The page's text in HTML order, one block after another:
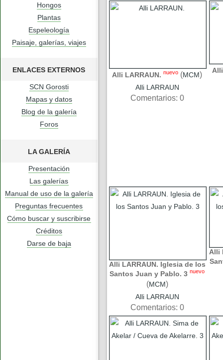
Hongos
Plantas
Espeleología
Paisaje, galerías, viajes
ENLACES EXTERNOS
SCN Gorosti
Mapas y datos
Blog de la galería
Foros
LA GALERÍA
Presentación
Las galerías
Manual de uso de la galería
Preguntas frecuentes
Cómo buscar y suscribirse
Créditos
Darse de baja
Alli LARRAUN. nuevo (MCM)
Alli LARRAUN
Comentarios: 0
Alli LARRAUN. Iglesia de los
Santos Juan y Pablo. 3 nuevo
(MCM)
Alli LARRAUN
Comentarios: 0
Alli